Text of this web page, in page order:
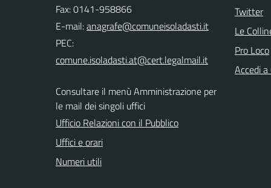
Fax: 0141-958866
E-mail:
PEC:
Consultare il menù Amministrazione per
le mail dei singoli uffici
Ufficio Relazioni con il Pubblico
Uffici e orari
Numeri utili
Twitter
Le
Pro Loco
Accedi